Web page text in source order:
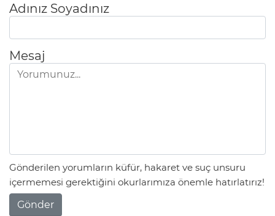
Adınız Soyadınız
Mesaj
Gönderilen yorumların küfür, hakaret ve suç unsuru
içermemesi gerektiğini okurlarımıza önemle hatırlatırız!
Gönder